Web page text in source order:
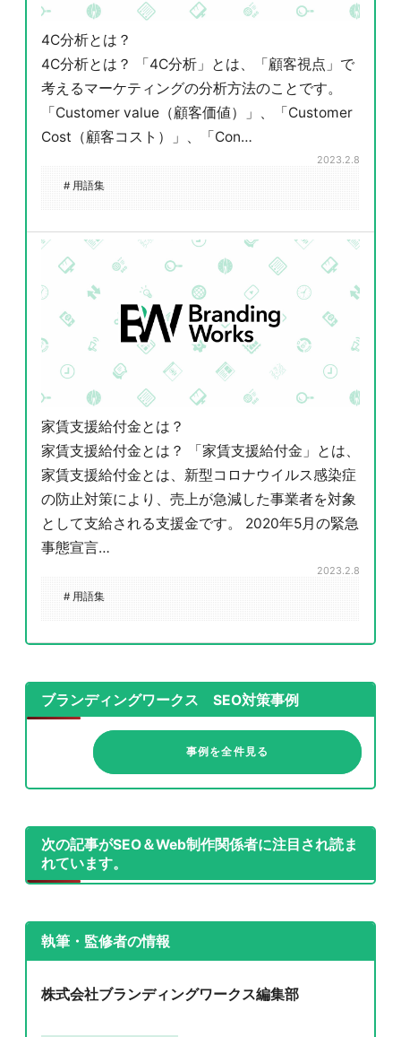
4C分析とは？
4C分析とは？ 「4C分析」とは、「顧客視点」で
考えるマーケティングの分析方法のことです。
「Customer value（顧客価値）」、「Customer
Cost（顧客コスト）」、「Con…
2023.2.8
# 用語集
家賃支援給付金とは？
家賃支援給付金とは？ 「家賃支援給付金」とは、
家賃支援給付金とは、新型コロナウイルス感染症
の防止対策により、売上が急減した事業者を対象
として支給される支援金です。 2020年5月の緊急
事態宣言…
2023.2.8
# 用語集
ブランディングワークス SEO対策事例
事例を全件見る
次の記事がSEO＆Web制作関係者に注目され読ま
れています。
執筆・監修者の情報
株式会社ブランディングワークス編集部